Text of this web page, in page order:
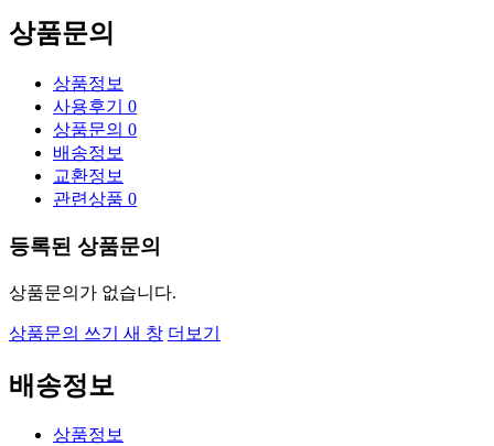
상품문의
상품정보
사용후기 0
상품문의 0
배송정보
교환정보
관련상품 0
등록된 상품문의
상품문의가 없습니다.
상품문의 쓰기 새 창 더보기
배송정보
상품정보